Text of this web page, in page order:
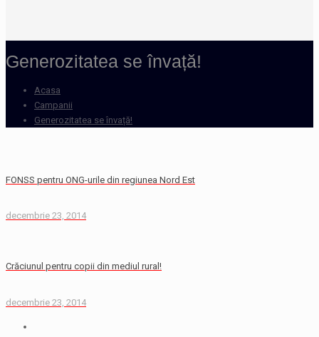
Generozitatea se învață!
Acasa
Campanii
Generozitatea se învață!
FONSS pentru ONG-urile din regiunea Nord Est
decembrie 23, 2014
Crăciunul pentru copii din mediul rural!
decembrie 23, 2014